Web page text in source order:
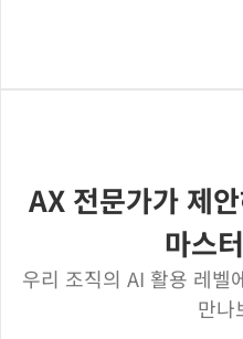
AX 전문가가 제
마스
우리 조직의 AI 활용 레벨
만나